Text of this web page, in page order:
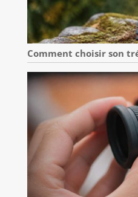
Comment choisir son